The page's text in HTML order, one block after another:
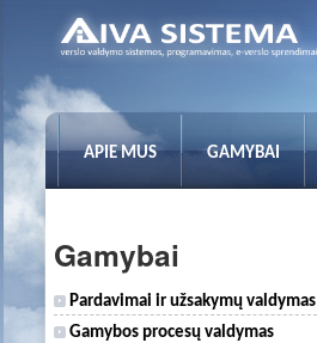
APIE MUS GAMYBAI
Gamybai
Pardavimai ir užsakymų valdymas
Gamybos procesų valdymas